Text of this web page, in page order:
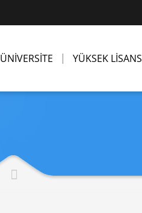
ÜNİVERSİTE YÜKSEK LİSANS